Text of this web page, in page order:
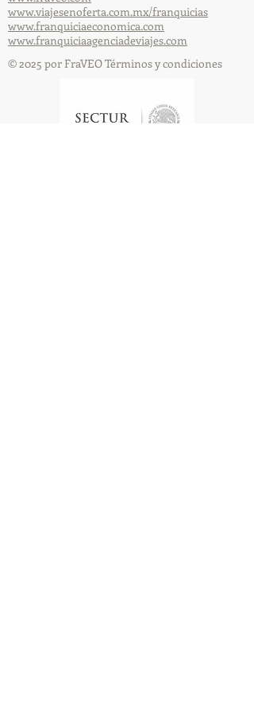
www.viajesenoferta.com.mx/franquicias
www.franquiciaeconomica.com
www.franquiciaagenciadeviajes.com
© 2025 por FraVEO Términos y condiciones